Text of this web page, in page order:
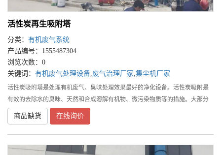
活性炭再生吸附塔
分类： 有机废气系统
产品编号：1555487304
浏览次数：0
关键词： 有机废气处理设备,废气治理厂家,集尘机厂家
活性炭吸附塔是处理有机废气、臭味处理效果最好的净化设备。活性炭吸附是
有效的去除水的臭味、天然和合成溶解有机物、微污染物质等的措施。大部分
比较大的有机物分子、芳香族化合物、卤代炔等能牢固地吸附在活性炭表面上
或空隙中，并对腐殖质、合成有机物和低
商品缺货 在线询价